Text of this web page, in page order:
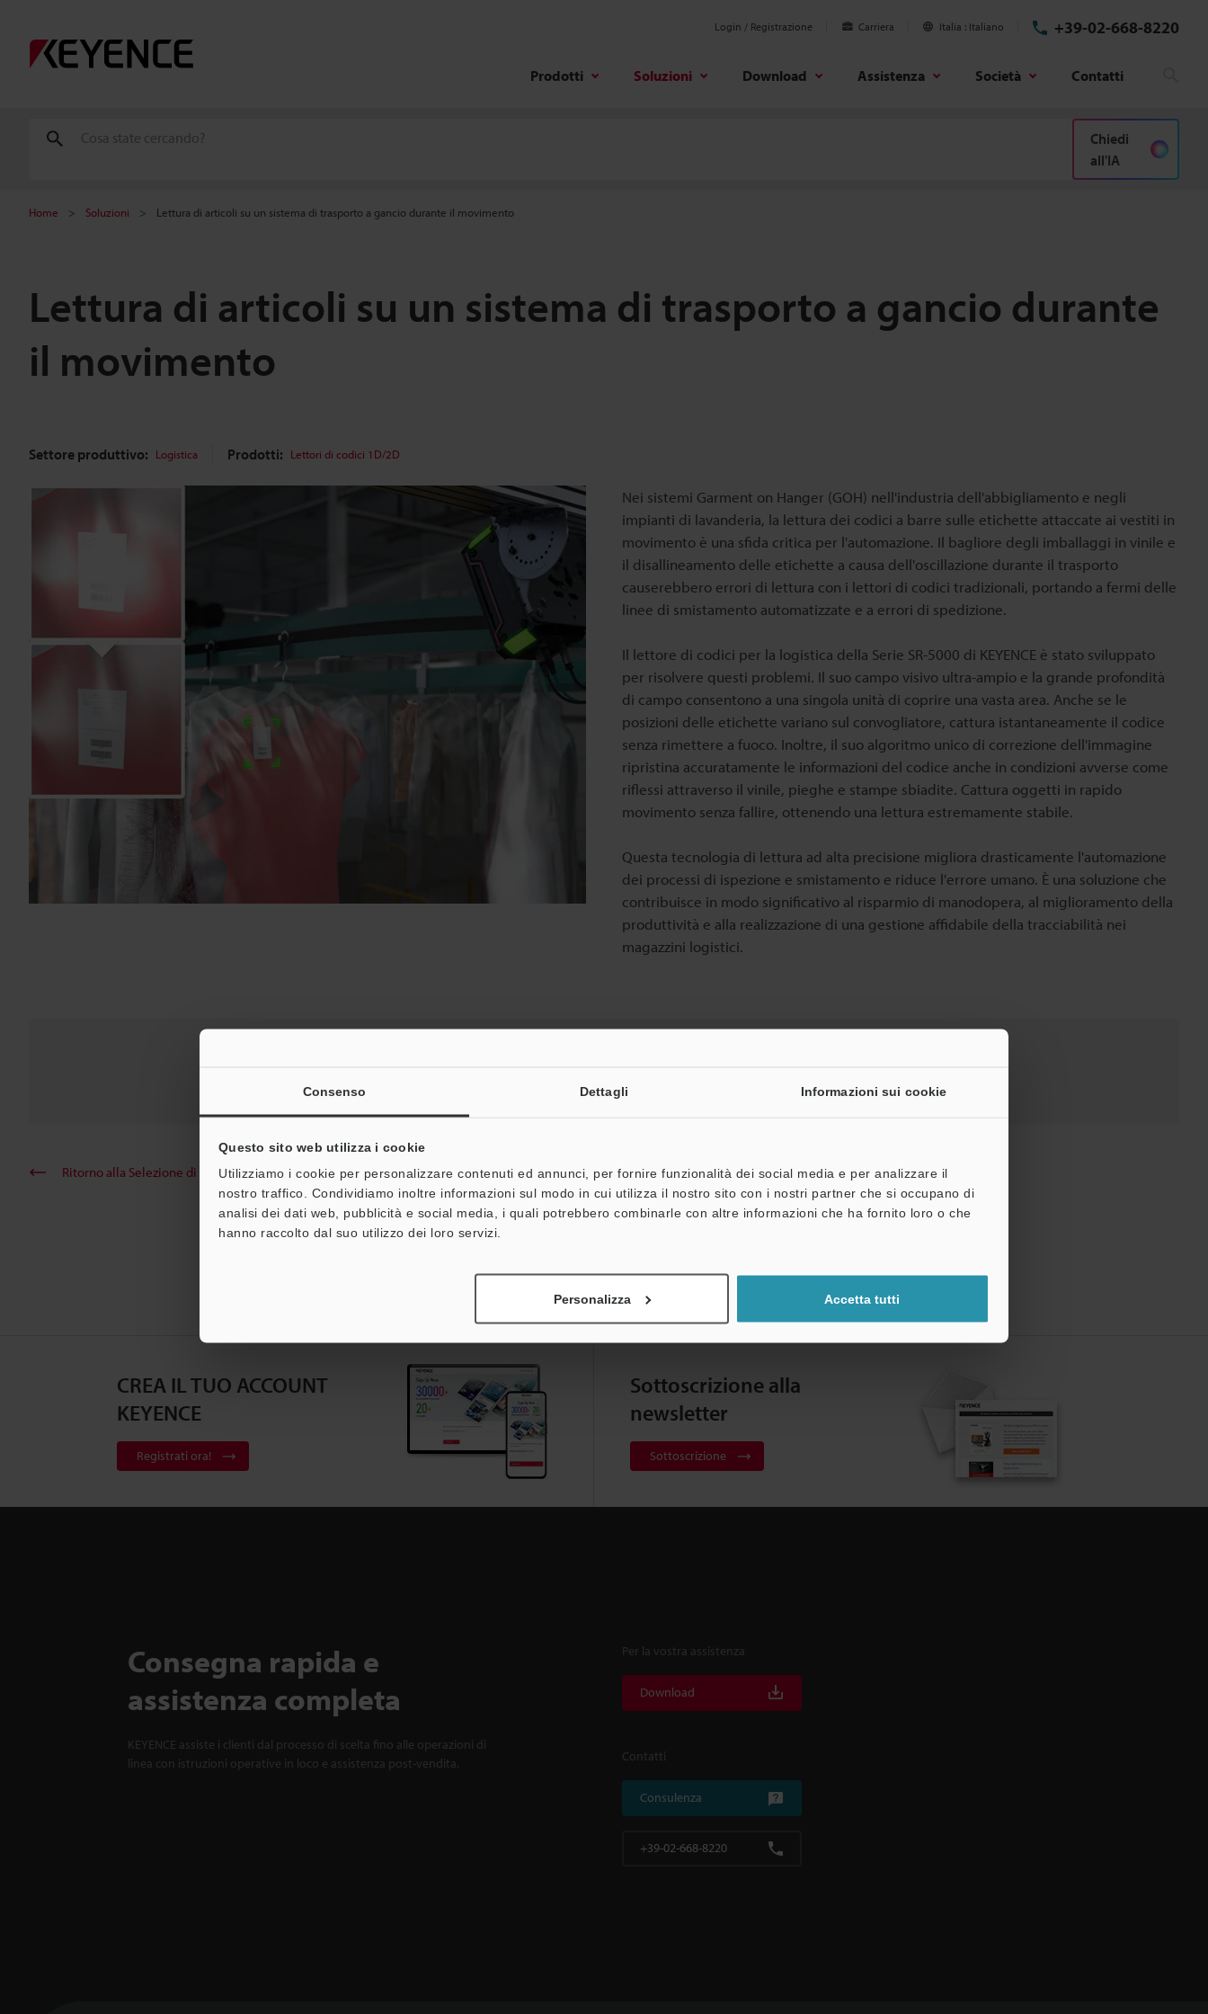
Consenso Dettagli Informazioni sui cookie
Questo sito web utilizza i cookie
Utilizziamo i cookie per personalizzare contenuti ed annunci, per fornire funzionalità dei social media e per analizzare il
nostro traffico. Condividiamo inoltre informazioni sul modo in cui utilizza il nostro sito con i nostri partner che si occupano di
analisi dei dati web, pubblicità e social media, i quali potrebbero combinarle con altre informazioni che ha fornito loro o che
hanno raccolto dal suo utilizzo dei loro servizi.
Personalizza Accetta tutti
Login / Registrazione Carriera Italia Italiano +39-02-668-8220
Prodotti Soluzioni Download Assistenza Società Contatti
Chiedi
all'IA
Home Soluzioni Lettura di articoli su un sistema di trasporto a gancio durante il movimento
Lettura di articoli su un sistema di trasporto a gancio durante
il movimento
Settore produttivo: Logistica Prodotti: Lettori di codici 1D/2D
Nei sistemi Garment on Hanger (GOH) nell'industria dell'abbigliamento e negli
impianti di lavanderia, la lettura dei codici a barre sulle etichette attaccate ai vestiti in
movimento è una sfida critica per l'automazione. Il bagliore degli imballaggi in vinile e
il disallineamento delle etichette a causa dell'oscillazione durante il trasporto
causerebbero errori di lettura con i lettori di codici tradizionali, portando a fermi delle
linee di smistamento automatizzate e a errori di spedizione.
Il lettore di codici per la logistica della Serie SR-5000 di KEYENCE è stato sviluppato
per risolvere questi problemi. Il suo campo visivo ultra-ampio e la grande profondità
di campo consentono a una singola unità di coprire una vasta area. Anche se le
posizioni delle etichette variano sul convogliatore, cattura istantaneamente il codice
senza rimettere a fuoco. Inoltre, il suo algoritmo unico di correzione dell'immagine
ripristina accuratamente le informazioni del codice anche in condizioni avverse come
riflessi attraverso il vinile, pieghe e stampe sbiadite. Cattura oggetti in rapido
movimento senza fallire, ottenendo una lettura estremamente stabile.
Questa tecnologia di lettura ad alta precisione migliora drasticamente l'automazione
dei processi di ispezione e smistamento e riduce l'errore umano. È una soluzione che
contribuisce in modo significativo al risparmio di manodopera, al miglioramento della
produttività e alla realizzazione di una gestione affidabile della tracciabilità nei
magazzini logistici.
Ritorno alla Selezione di prodotti per industria e applicazione
CREA IL TUO ACCOUNT
KEYENCE
Registrati ora!
Sottoscrizione alla
newsletter
Sottoscrizione
Consegna rapida e
assistenza completa
KEYENCE assiste i clienti dal processo di scelta fino alle operazioni di
linea con istruzioni operative in loco e assistenza post-vendita.
Per la vostra assistenza
Download
Contatti
Consulenza
+39-02-668-8220